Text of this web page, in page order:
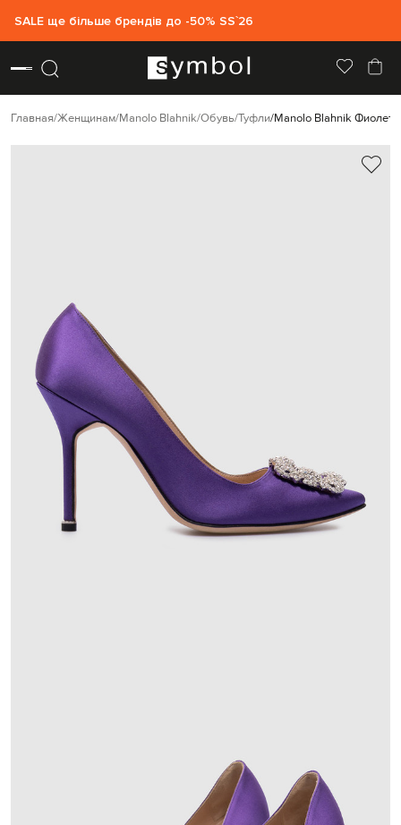
SALE ще більше брендів до -50% SS`26
Главная Женщинам Manolo Blahnik Обувь Туфли Manolo Blahnik